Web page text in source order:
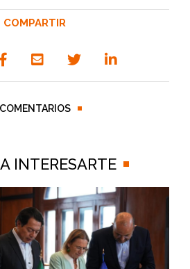
COMPARTIR
COMENTARIOS
INTERESARTE